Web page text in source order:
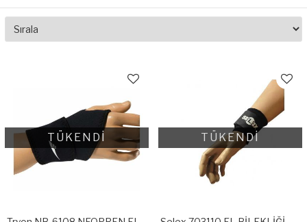
TÜKENDİ TÜKENDİ